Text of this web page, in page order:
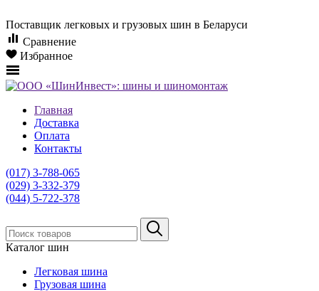
Поставщик легковых и грузовых шин в Беларуси
Сравнение
Избранное
Главная
Доставка
Оплата
Контакты
(017) 3-788-065
(029) 3-332-379
(044) 5-722-378
Каталог шин
Легковая шина
Грузовая шина